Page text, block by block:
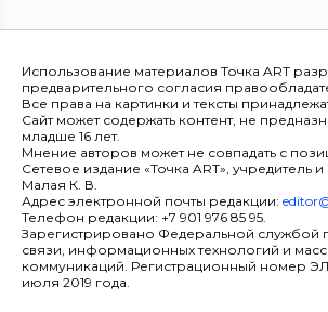
Использование материалов Точка ART
предварительного согласия
Все права на картинки и тексты
Сайт может содержать контент, не
младше 16 лет.
Мнение авторов может не совпадать с
Сетевое издание «Точка ART», учредитель
Малая К. В.
Адрес электронной почты редакции:
Телефон редакции: +7 901 976 85 95.
Зарегистрировано Федеральной службой
связи, информационных технологий и
коммуникаций. Регистрационный номер ЭЛ
июля 2019 года.